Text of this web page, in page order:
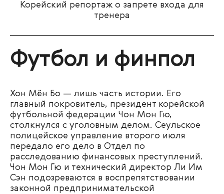
Корейский репортаж о запрете входа для
тренера
Футбол и финпол
Хон Мён Бо — лишь часть истории. Его
главный покровитель, президент корейской
футбольной федерации Чон Мон Гю,
столкнулся с уголовным делом. Сеульское
полицейское управление второго июля
передало его дело в Отдел по
расследованию финансовых преступлений.
Чон Мон Гю и технический директор Ли Им
Сэн подозреваются в воспрепятствовании
законной предпринимательской